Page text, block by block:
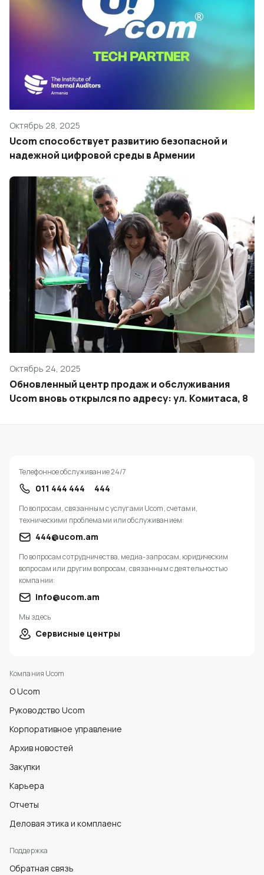
Октябрь 28, 2025
Ucom способствует развитию безопасной и
надежной цифровой среды в Армении
Октябрь 24, 2025
Обновленный центр продаж и обслуживания
Ucom вновь открылся по адресу: ул. Комитаса, 8
Компания Ucom
О Ucom
Руководство Ucom
Корпоративное управление
Архив новостей
Закупки
Карьера
Отчеты
Деловая этика и комплаенс
Поддержка
Обратная связь
Телефонное обслуживание 24/7
011 444 444 444
По вопросам, связанным с услугами Ucom, счетами,
техническими проблемами или обслуживанием:
444@ucom.am
По вопросам сотрудничества, медиа-запросам, юридическим
вопросам или другим вопросам, связанным с деятельностью
компании:
info@ucom.am
Мы здесь
Сервисные центры